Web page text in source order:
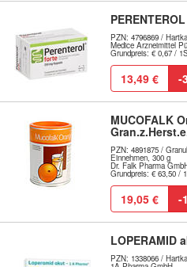
PZN: 4796869 /
Medice Arzneimittel
Grundpreis: € 0,67 /
13,49 € -
MUCOFALK
PZN: 4891875 /
Einnehmen, 300 g
Dr. Falk Pharma
Grundpreis: € 63,50 /
19,05 € -
LOPERAMID
PZN: 1338066 /